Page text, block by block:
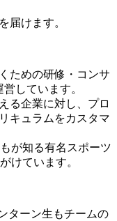
届けます。
ための研修・コンサ
営しています。
る企業に対し、プロ
キュラムをカスタマ
が知る有名スポーツ
けています。
ターン生もチームの